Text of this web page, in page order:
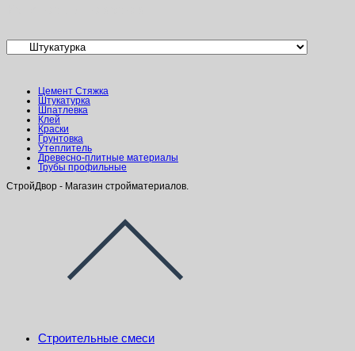
Цемент Стяжка
Штукатурка
Шпатлевка
Клей
Краски
Грунтовка
Утеплитель
Древесно-плитные материалы
Трубы профильные
СтройДвор - Магазин стройматериалов.
Строительные смеси